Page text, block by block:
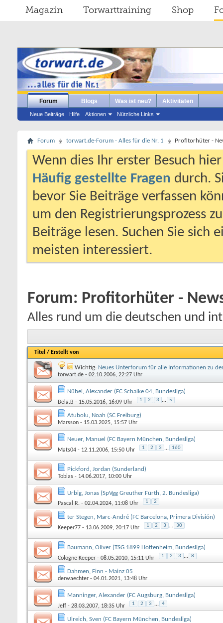
Magazin Torwarttraining Shop
Forum
Neue Beiträge Hilfe Aktionen Nützliche Links
Blogs Was ist neu? Aktivitäten
Forum torwart.de-Forum - Alles für die Nr. 1 Profitorhüter -
Wenn dies Ihr erster Besuch
Häufig gestellte Fragen durch.
bevor Sie Beiträge verfassen
um den Registrierungsprozess
Beiträge lesen. Suchen Sie sich
meisten interessiert.
Forum: Profitorhüter -
Alles rund um die deutschen und
Titel / Erstellt von
Wichtig: Neues Unterforum für alle Informationen zu
torwart.de - 02.10.2006, 22:27 Uhr
Nübel, Alexander (FC Schalke 04, Bundesliga)
Bela.B - 15.05.2016, 16:09 Uhr 1 2 3 ... 5
Atubolu, Noah (SC Freiburg)
Marsson - 15.03.2025, 15:57 Uhr
Neuer, Manuel (FC Bayern München, Bundesliga)
Mats04 - 12.11.2006, 15:50 Uhr 1 2 3 ... 160
Pickford, Jordan (Sunderland)
Tobias - 14.06.2017, 10:00 Uhr
Urbig, Jonas (SpVgg Greuther Fürth, 2. Bundesliga)
Pascal R. - 02.04.2024, 11:08 Uhr 1 2
ter Stegen, Marc-André (FC Barcelona, Primera División)
Keeper77 - 13.06.2009, 20:17 Uhr 1 2 3 ... 30
Baumann, Oliver (TSG 1899 Hoffenheim, Bundesliga)
Cologne Keeper - 08.05.2010, 15:11 Uhr 1 2 3 ... 8
Dahmen, Finn - Mainz 05
derwaechter - 04.01.2021, 13:48 Uhr
Manninger, Alexander (FC Augsburg, Bundesliga)
Jeff - 28.03.2007, 18:35 Uhr 1 2 3 ... 4
Ulreich, Sven (FC Bayern München, Bundesliga)